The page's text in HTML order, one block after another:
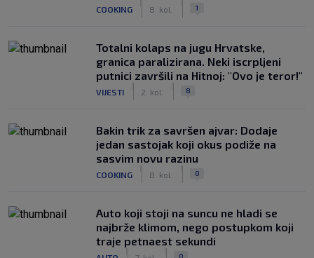
COOKING 8. kol. 1
Totalni kolaps na jugu Hrvatske,
granica paralizirana. Neki iscrpljeni
putnici završili na Hitnoj: "Ovo je teror!"
VIJESTI 2. kol. 8
Bakin trik za savršen ajvar: Dodaje
jedan sastojak koji okus podiže na
sasvim novu razinu
COOKING 8. kol. 0
Auto koji stoji na suncu ne hladi se
najbrže klimom, nego postupkom koji
traje petnaest sekundi
0